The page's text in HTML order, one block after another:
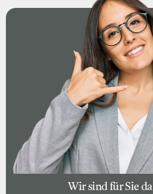
Wir sind für Sie da